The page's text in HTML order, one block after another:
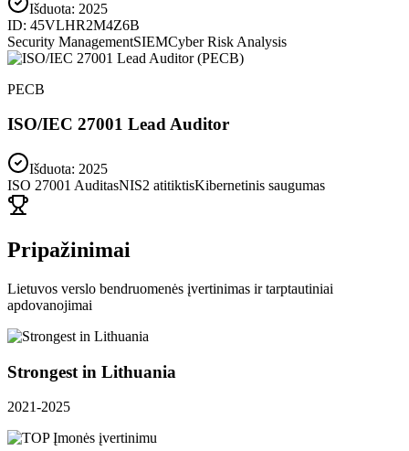
Išduota: 2025
ID: 45VLHR2M4Z6B
Security ManagementSIEMCyber Risk Analysis
PECB
ISO/IEC 27001 Lead Auditor
Išduota: 2025
ISO 27001 AuditasNIS2 atitiktisKibernetinis saugumas
Pripažinimai
Lietuvos verslo bendruomenės įvertinimas ir tarptautiniai
apdovanojimai
Strongest in Lithuania
2021-2025